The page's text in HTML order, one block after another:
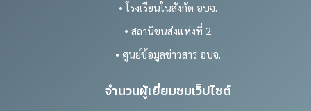
• โรงเรียนในสังกัด อบจ.
• สถานีขนส่งแห่งที่ 2
• ศูนย์ข้อมูลข่าวสาร อบจ.
จำนวนผู้เยี่ยมชมเว็ปไซต์